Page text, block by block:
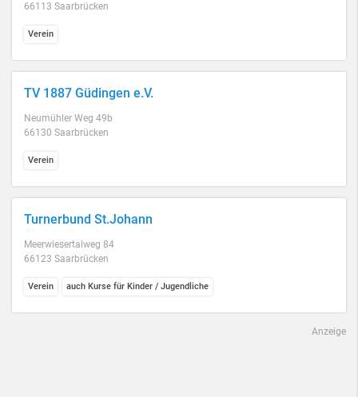
66113 Saarbrücken
Verein
TV 1887 Güdingen e.V.
Neumühler Weg 49b
66130 Saarbrücken
Verein
Turnerbund St.Johann
Meerwiesertalweg 84
66123 Saarbrücken
Verein auch Kurse für Kinder / Jugendliche
Anzeige